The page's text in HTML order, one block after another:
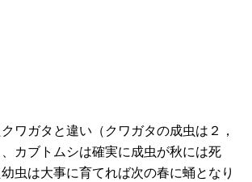
ワガタと違い（クワガタの成虫は２，
カブトムシは確実に成虫が秋には死
虫は大事に育てれば次の春に蛹となり